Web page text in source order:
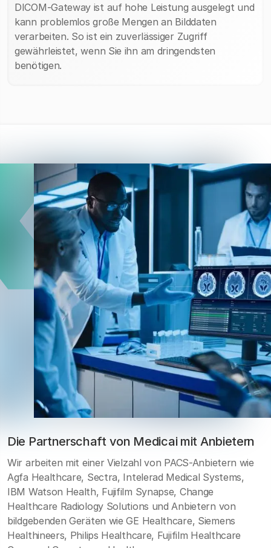
DICOM-Gateway ist auf hohe Leistung ausgelegt und
kann problemlos große Mengen an Bilddaten
verarbeiten. So ist ein zuverlässiger Zugriff
gewährleistet, wenn Sie ihn am dringendsten
benötigen.
Die Partnerschaft von Medicai mit Anbietern
Wir arbeiten mit einer Vielzahl von PACS-Anbietern wie
Agfa Healthcare, Sectra, Intelerad Medical Systems,
IBM Watson Health, Fujifilm Synapse, Change
Healthcare Radiology Solutions und Anbietern von
bildgebenden Geräten wie GE Healthcare, Siemens
Healthineers, Philips Healthcare, Fujifilm Healthcare